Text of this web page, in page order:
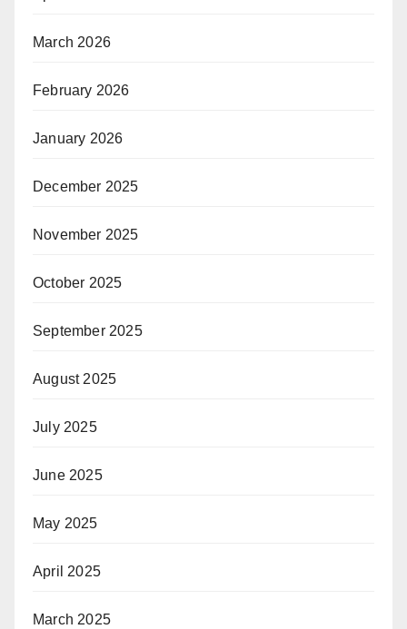
March 2026
February 2026
January 2026
December 2025
November 2025
October 2025
September 2025
August 2025
July 2025
June 2025
May 2025
April 2025
March 2025